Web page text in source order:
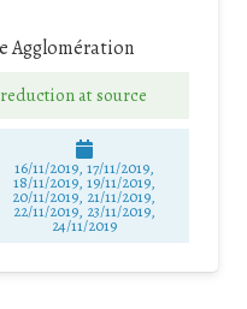
Agglomération
at source
16/11/2019, 17/11/2019,
18/11/2019, 19/11/2019,
20/11/2019, 21/11/2019,
22/11/2019, 23/11/2019,
24/11/2019